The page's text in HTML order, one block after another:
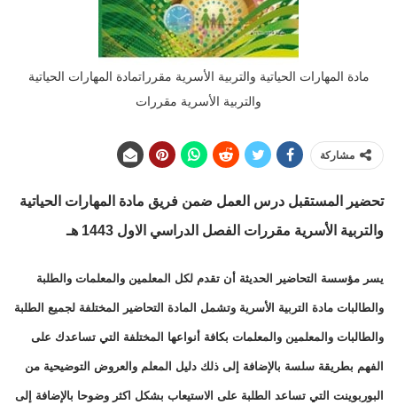
مادة المهارات الحياتية والتربية الأسرية مقرراتمادة المهارات الحياتية
والتربية الأسرية مقررات
مشاركة
تحضير المستقبل درس العمل ضمن فريق مادة المهارات الحياتية
والتربية الأسرية مقررات الفصل الدراسي الاول 1443 هـ
يسر مؤسسة التحاضير الحديثة أن تقدم لكل المعلمين والمعلمات والطلبة
والطالبات مادة التربية الأسرية وتشمل المادة التحاضير المختلفة لجميع الطلبة
والطالبات والمعلمين والمعلمات بكافة أنواعها المختلفة التي تساعدك على
الفهم بطريقة سلسة بالإضافة إلى ذلك دليل المعلم والعروض التوضيحية من
البوربوينت التي تساعد الطلبة على الاستيعاب بشكل اكثر وضوحا بالإضافة إلى